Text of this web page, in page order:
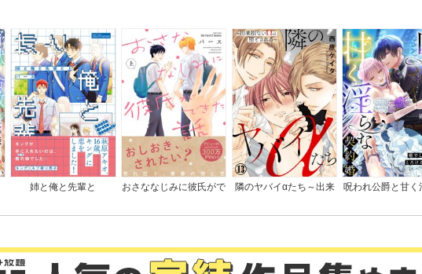
に、無愛想な護衛騎士様
がやたらと絡んできます
～
姉と俺と先輩と
おさななじみに彼氏がで
隣のヤバイαたち～出来
呪われ公爵と甘く